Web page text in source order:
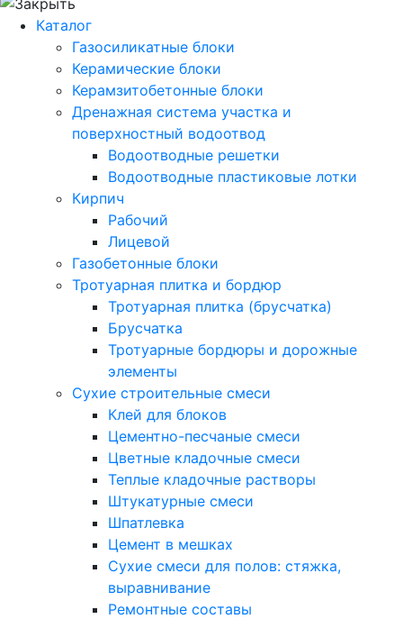
Каталог
Газосиликатные блоки
Керамические блоки
Керамзитобетонные блоки
Дренажная система участка и
поверхностный водоотвод
Водоотводные решетки
Водоотводные пластиковые лотки
Кирпич
Рабочий
Лицевой
Газобетонные блоки
Тротуарная плитка и бордюр
Тротуарная плитка (брусчатка)
Брусчатка
Тротуарные бордюры и дорожные
элементы
Сухие строительные смеси
Клей для блоков
Цементно-песчаные смеси
Цветные кладочные смеси
Теплые кладочные растворы
Штукатурные смеси
Шпатлевка
Цемент в мешках
Сухие смеси для полов: стяжка,
выравнивание
Ремонтные составы